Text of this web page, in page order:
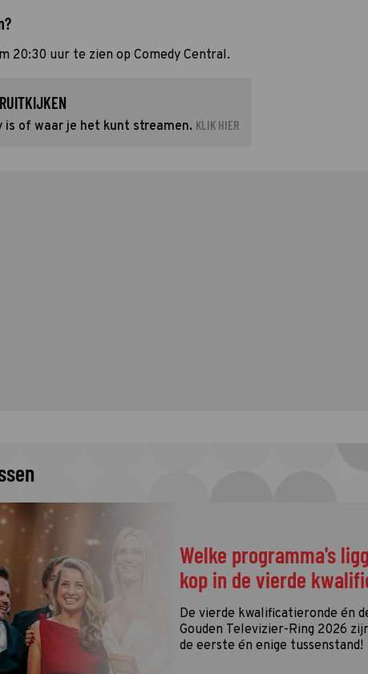
20:30 uur te zien op Comedy Central.
of waar je het kunt streamen. KLIK HIER
Welke programma's
kop in de vierde
De vierde kwalificatieronde én
Gouden Televizier-Ring 2026
de eerste én enige tussenstand!